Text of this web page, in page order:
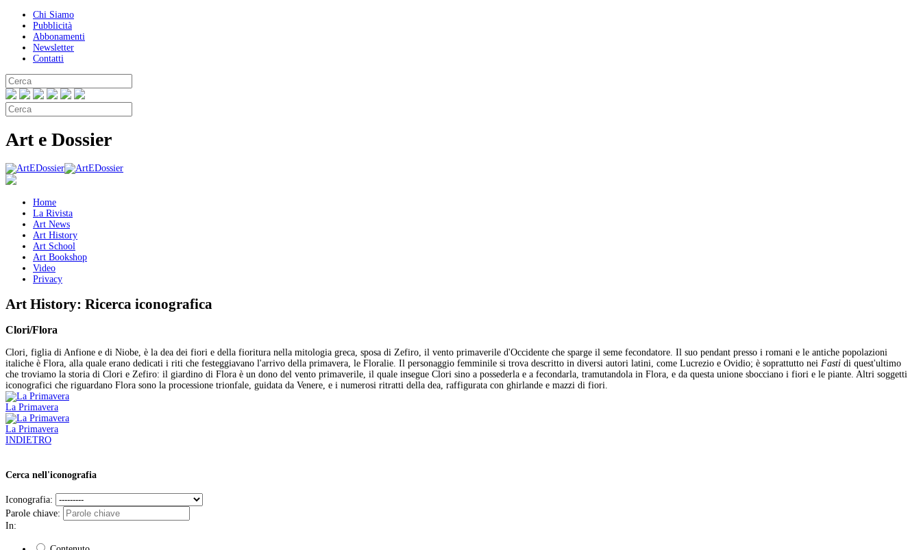
Chi Siamo
Pubblicità
Abbonamenti
Newsletter
Contatti
Art e Dossier
Home
La Rivista
Art News
Art History
Art School
Art Bookshop
Video
Privacy
Art History: Ricerca iconografica
Clori/Flora
Clori, figlia di Anfione e di Niobe, è la dea dei fiori e della fioritura nella mitologia greca, sposa di Zefiro, il vento primaverile d'Occidente che sparge il seme fecondatore. Il suo pendant presso i romani e le antiche popolazioni
italiche è Flora, alla quale erano dedicati i riti che festeggiavano l'arrivo della primavera, le Floralie. Il personaggio femminile si trova descritto in diversi autori latini, come Lucrezio e Ovidio; è soprattutto nei Fasti di quest'ultimo
che troviamo la storia di Clori e Zefiro: il giardino di Flora è un dono del vento primaverile, il quale insegue Clori sino a possederla e a fecondarla, tramutandola in Flora, e da questa unione sbocciano i fiori e le piante. Altri soggetti
iconografici che riguardano Flora sono la processione trionfale, guidata da Venere, e i numerosi ritratti della dea, raffigurata con ghirlande e mazzi di fiori.
La Primavera
La Primavera
INDIETRO
Cerca nell'iconografia
Iconografia:
Parole chiave:
In: